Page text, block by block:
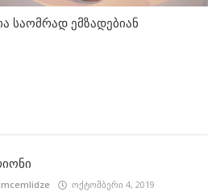
საომრად ემზადებიან
ოქტომბერი 4, 2019